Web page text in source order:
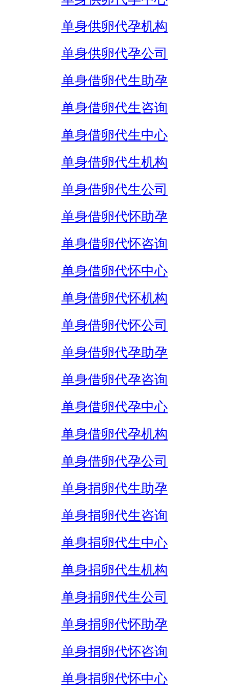
单身供卵代孕机构
单身供卵代孕公司
单身借卵代生助孕
单身借卵代生咨询
单身借卵代生中心
单身借卵代生机构
单身借卵代生公司
单身借卵代怀助孕
单身借卵代怀咨询
单身借卵代怀中心
单身借卵代怀机构
单身借卵代怀公司
单身借卵代孕助孕
单身借卵代孕咨询
单身借卵代孕中心
单身借卵代孕机构
单身借卵代孕公司
单身捐卵代生助孕
单身捐卵代生咨询
单身捐卵代生中心
单身捐卵代生机构
单身捐卵代生公司
单身捐卵代怀助孕
单身捐卵代怀咨询
单身捐卵代怀中心